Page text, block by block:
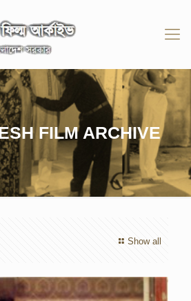
FILM ARCHIVE
Show all